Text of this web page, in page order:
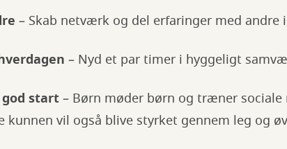
– Skab netværk og del erfaringer med andre
– Nyd et par timer i hyggeligt
start– Børn møder børn og træner
kunnen vil også blive styrket gennem leg og